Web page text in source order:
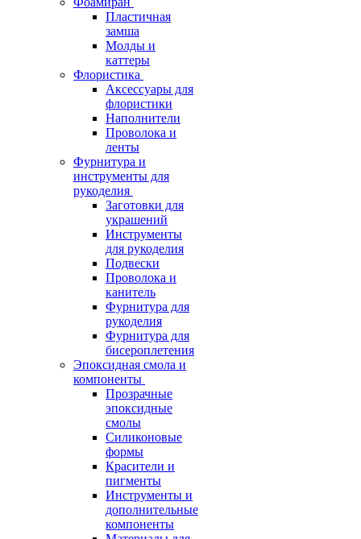
Пластичная
замша
Молды и
каттеры
Флористика
Аксессуары для
флористики
Наполнители
Проволока и
ленты
Фурнитура и
инструменты для
рукоделия
Заготовки для
украшений
Инструменты
для рукоделия
Подвески
Проволока и
канитель
Фурнитура для
рукоделия
Фурнитура для
бисероплетения
Эпоксидная смола и
компоненты
Прозрачные
эпоксидные
смолы
Силиконовые
формы
Красители и
пигменты
Инструменты и
дополнительные
компоненты